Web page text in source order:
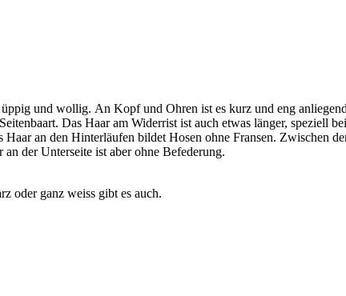
und wollig. An Kopf und Ohren ist es kurz und eng
Das Haar am Widerrist ist auch etwas länger, speziell
an den Hinterläufen bildet Hosen ohne Fransen. Zwischen
der Unterseite ist aber ohne Befederung.
oder ganz weiss gibt es auch.